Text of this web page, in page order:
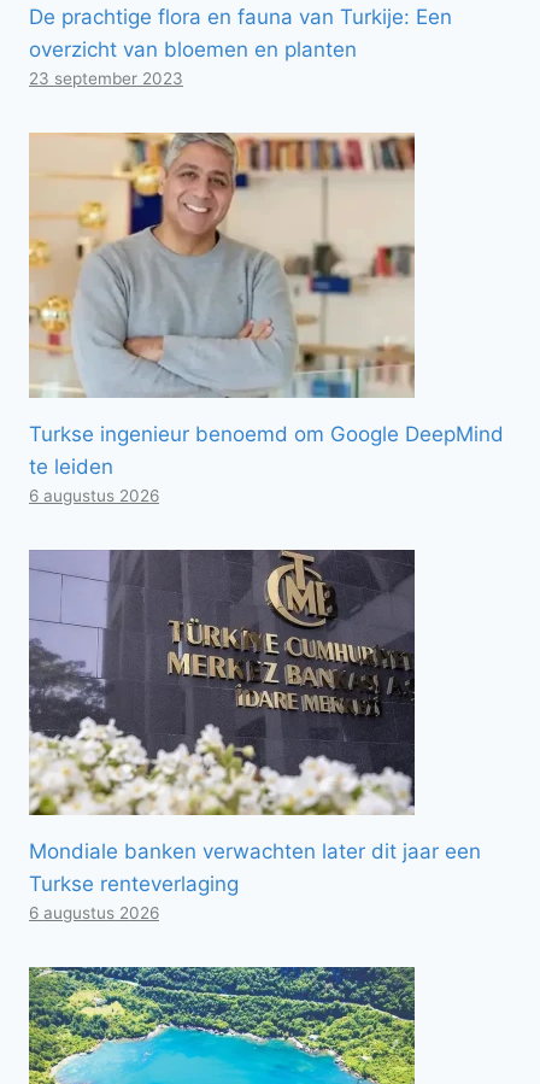
De prachtige flora en fauna van Turkije: Een
overzicht van bloemen en planten
23 september 2023
Turkse ingenieur benoemd om Google DeepMind
te leiden
6 augustus 2026
Mondiale banken verwachten later dit jaar een
Turkse renteverlaging
6 augustus 2026